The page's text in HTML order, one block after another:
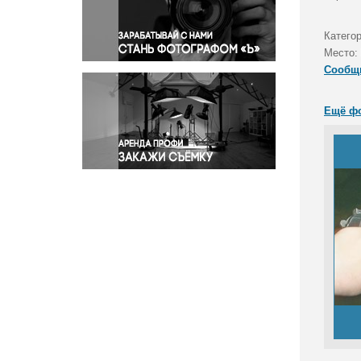
Правосудие
Происшествия и конфликты
Религия
Светская жизнь
Спорт
Экология
Экономика и бизнес
Место:
Ещё